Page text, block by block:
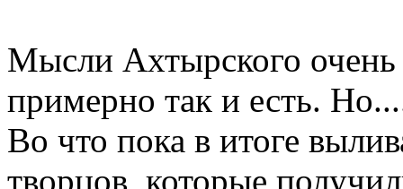
Мысли Ахтырского очень
примерно так и есть.
Во что пока в итоге
творцов, которые